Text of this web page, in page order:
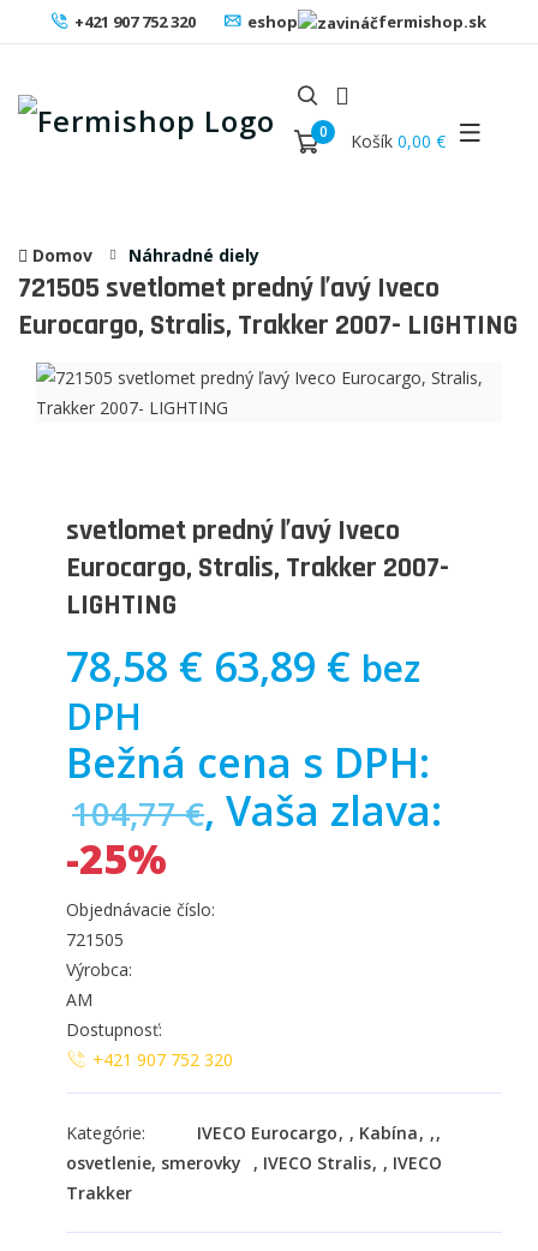
+421 907 752 320 eshop fermishop.sk
0 Košík 0,00 €
Domov Náhradné diely
721505 svetlomet predný ľavý Iveco
Eurocargo, Stralis, Trakker 2007- LIGHTING
svetlomet predný ľavý Iveco
Eurocargo, Stralis, Trakker 2007-
LIGHTING
78,58 € 63,89 € bez
DPH
Bežná cena s DPH:
104,77 €, Vaša zlava:
-25%
Objednávacie číslo:
721505
Výrobca:
AM
Dostupnosť:
+421 907 752 320
Kategórie: IVECO Eurocargo , Kabína
,
osvetlenie, smerovky
, IVECO Stralis , IVECO
Trakker